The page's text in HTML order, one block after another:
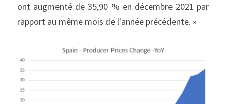
ont augmenté de 35,90 % en décembre 2021 par
rapport au même mois de l'année précédente. »